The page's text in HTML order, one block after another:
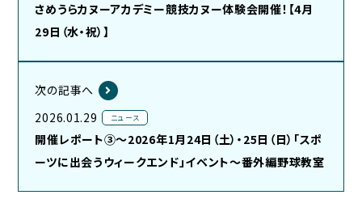
さめうらカヌーアカデミー競技カヌー体験会開催！【4月
29日（水・祝）】
次の記事へ
2026.01.29
ニュース
開催レポート③～2026年1月24日（土）・25日（日）「スポ
ーツに出会うウィークエンド」イベント～番外編野球教室